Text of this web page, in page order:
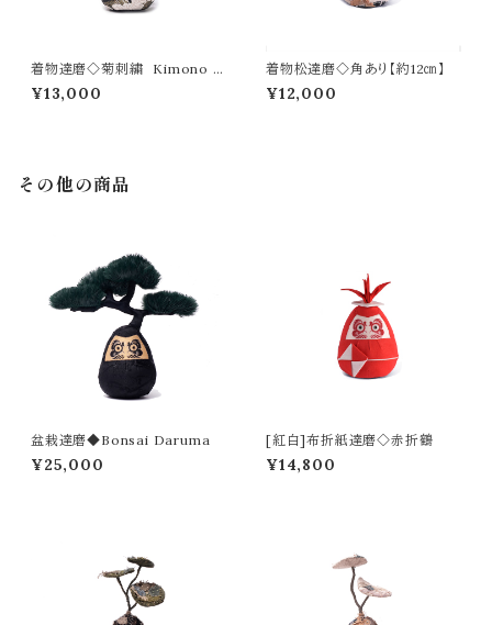
着物達磨◇菊刺繍 Kimono D
aruma【約12㎝】
¥13,000
着物松達磨◇角あり【約12㎝】
¥12,000
その他の商品
盆栽達磨◆Bonsai Daruma
¥25,000
[紅白]布折紙達磨◇赤折鶴
¥14,800